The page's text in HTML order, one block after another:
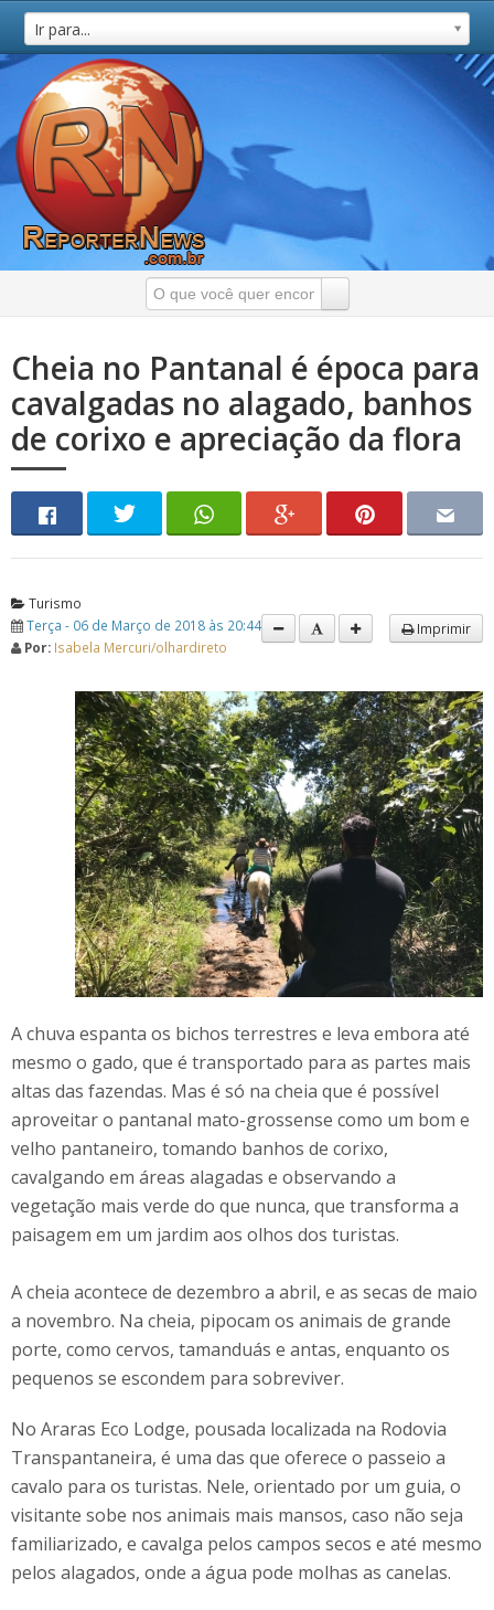
Ir para...
Cheia no Pantanal é época para
cavalgadas no alagado, banhos
de corixo e apreciação da flora
Turismo
Terça - 06 de Março de 2018 às 20:44
Por: Isabela Mercuri/olhardireto
Imprimir
A chuva espanta os bichos terrestres e leva embora até
mesmo o gado, que é transportado para as partes mais
altas das fazendas. Mas é só na cheia que é possível
aproveitar o pantanal mato-grossense como um bom e
velho pantaneiro, tomando banhos de corixo,
cavalgando em áreas alagadas e observando a
vegetação mais verde do que nunca, que transforma a
paisagem em um jardim aos olhos dos turistas.
A cheia acontece de dezembro a abril, e as secas de maio
a novembro. Na cheia, pipocam os animais de grande
porte, como cervos, tamanduás e antas, enquanto os
pequenos se escondem para sobreviver.
No Araras Eco Lodge, pousada localizada na Rodovia
Transpantaneira, é uma das que oferece o passeio a
cavalo para os turistas. Nele, orientado por um guia, o
visitante sobe nos animais mais mansos, caso não seja
familiarizado, e cavalga pelos campos secos e até mesmo
pelos alagados, onde a água pode molhas as canelas.